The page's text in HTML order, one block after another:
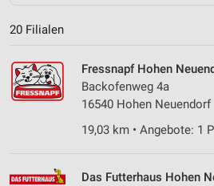
20 Filialen
Fressnapf Hohen
Backofenweg 4a
16540 Hohen Neuendorf
19,03 km • Angebote: 1
Das Futterhaus Hohen